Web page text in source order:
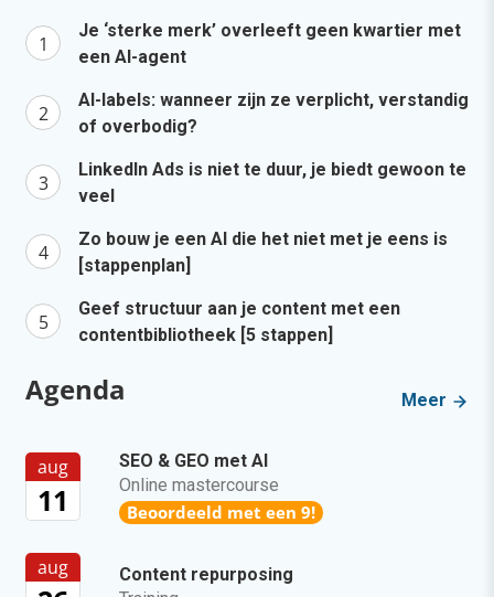
Je ‘sterke merk’ overleeft geen kwartier met
een AI-agent
AI-labels: wanneer zijn ze verplicht, verstandig
of overbodig?
LinkedIn Ads is niet te duur, je biedt gewoon te
veel
Zo bouw je een AI die het niet met je eens is
[stappenplan]
Geef structuur aan je content met een
contentbibliotheek [5 stappen]
Agenda Meer
aug
11
SEO & GEO met AI
Online mastercourse
Beoordeeld met een 9!
aug
Content repurposing